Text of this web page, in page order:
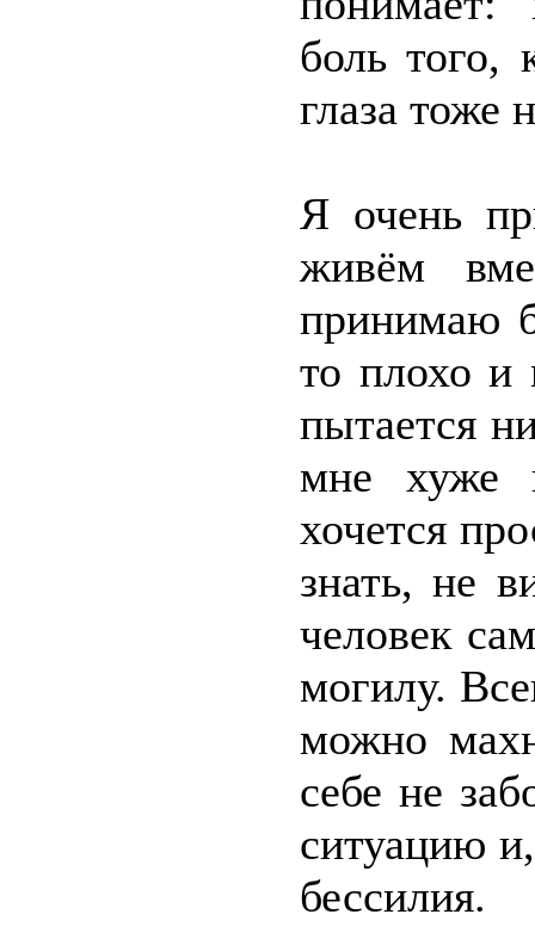
боль того,
глаза тоже
Я очень
живём
принимаю
то плохо и
пытается
мне хуже
хочется
знать, не
человек
могилу.
можно
себе не
ситуацию
бессилия.